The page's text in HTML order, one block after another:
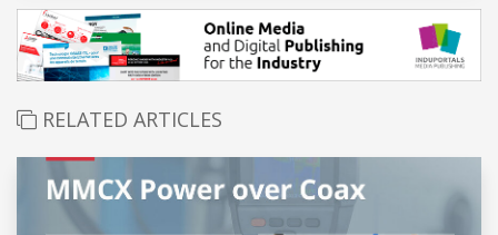
RELATED ARTICLES